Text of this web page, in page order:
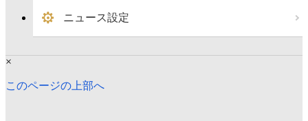
ニュース設定
×
このページの上部へ